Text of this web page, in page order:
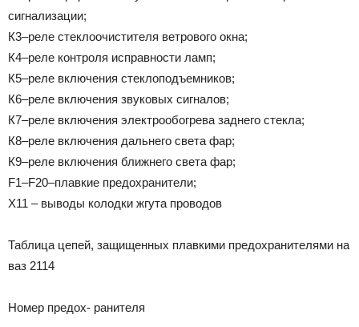
сигнализации;
К3–реле стеклоочистителя ветрового окна;
К4–реле контроля исправности ламп;
К5–реле включения стеклоподъемников;
К6–реле включения звуковых сигналов;
К7–реле включения электрообогрева заднего стекла;
К8–реле включения дальнего света фар;
К9–реле включения ближнего света фар;
F1–F20–плавкие предохранители;
Х11 – выводы колодки жгута проводов
Таблица цепей, защищенных плавкими предохранителями на
ваз 2114
Номер предох- ранителя